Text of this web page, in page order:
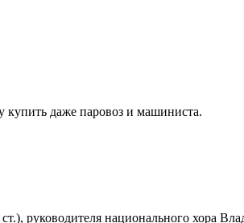
даже паровоз и машиниста.
руководителя национального хора